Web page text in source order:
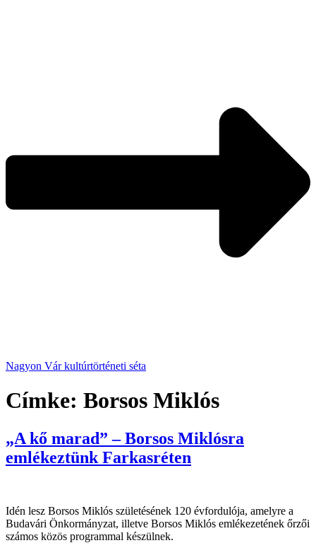
Nagyon Vár kultúrtörténeti séta
Címke: Borsos Miklós
„A kő marad” – Borsos Miklósra
emlékeztünk Farkasréten
Idén lesz Borsos Miklós születésének 120 évfordulója, amelyre a
Budavári Önkormányzat, illetve Borsos Miklós emlékezetének őrzői
számos közös programmal készülnek.